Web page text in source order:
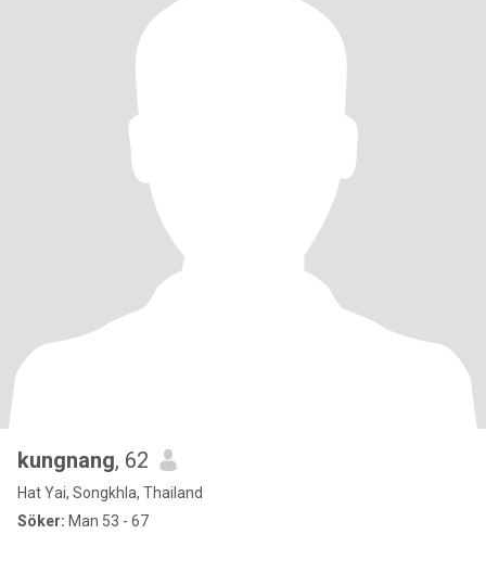
kungnang, 62
Hat Yai, Songkhla, Thailand
Söker: Man 53 - 67